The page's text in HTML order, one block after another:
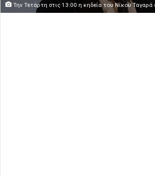
Την Τετάρτη στις 13:00 η κηδεία του Νίκου Ταγαρά